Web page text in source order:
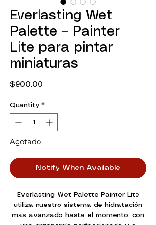
Everlasting Wet
Palette – Painter
Lite para pintar
miniaturas
$900.00
Quantity *
Agotado
Notify When Available
Everlasting Wet Palette Painter Lite
utiliza nuestro sistema de hidratación
más avanzado hasta el momento, con